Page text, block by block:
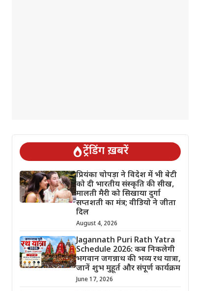
ट्रेंडिंग ख़बरें
प्रियंका चोपड़ा ने विदेश में भी बेटी
को दी भारतीय संस्कृति की सीख,
मालती मैरी को सिखाया दुर्गा
सप्तशती का मंत्र; वीडियो ने जीता
दिल
August 4, 2026
Jagannath Puri Rath Yatra
Schedule 2026: कब निकलेगी
भगवान जगन्नाथ की भव्य रथ यात्रा,
जानें शुभ मुहूर्त और संपूर्ण कार्यक्रम
June 17, 2026